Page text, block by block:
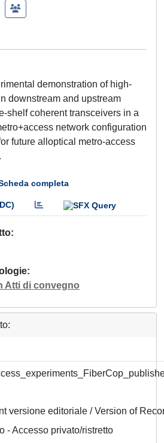
demonstration of high-
downstream and upstream
shelf coherent transceivers in a
network configuration
future alloptical metro-access
completa
Atti di convegno
versione editoriale / Version of
- Accesso privato/ristretto